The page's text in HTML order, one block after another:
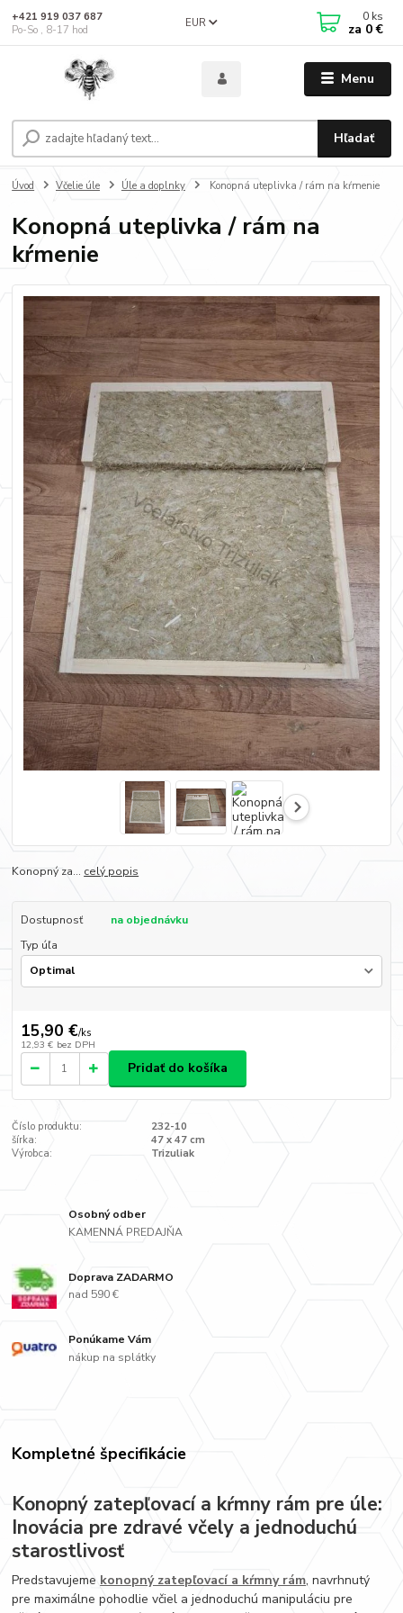
Menu
EUR
Hľadať
+421 919 037 687
Po-So , 8-17 hod
0 ks
za 0 €
Úvod Včelie úle Úle a doplnky Konopná uteplivka / rám na kŕmenie
Konopná uteplivka / rám na
kŕmenie
Konopný za... celý popis
Dostupnosť
na objednávku
Typ úľa
15,90 €/ks
12,93 € bez DPH
Pridať do košíka
Číslo produktu:
232-10
šírka:
47 x 47 cm
Výrobca:
Trizuliak
Osobný odber
KAMENNÁ PREDAJŇA
Doprava ZADARMO
nad 590 €
Ponúkame Vám
nákup na splátky
Kompletné špecifikácie
Konopný zatepľovací a kŕmny rám pre úle:
Inovácia pre zdravé včely a jednoduchú
starostlivosť
Predstavujeme konopný zatepľovací a kŕmny rám, navrhnutý
pre maximálne pohodlie včiel a jednoduchú manipuláciu pre